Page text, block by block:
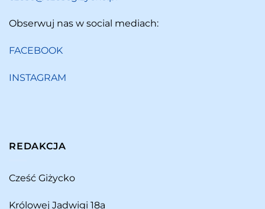
Obserwuj nas w social mediach:
FACEBOOK
INSTAGRAM
REDAKCJA
Cześć Giżycko
Królowej Jadwigi 18a